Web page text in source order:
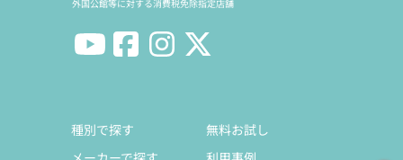
外国公館等に対する消費税免除指定店舗
種別で探す
無料お試し